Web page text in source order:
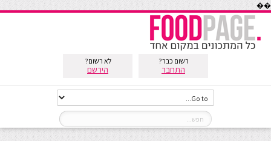
��
רשום כבר?
התחבר
לא רשום?
הירשם